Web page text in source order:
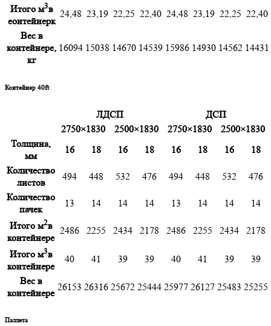
Итого м3в
еонтейнерк
24,48 23,19 22,25 22,40 24,48 23,19 22,25 22,40
Вес в
контейнере,
кг
16094 15038 14670 14539 15986 14930 14562 14431
Контейнер 40ft
ЛДСП
ДСП
2750×1830
2500×1830 2750×1830
2500×1830
Толщина,
мм
16 18 16 18 16 18 16
18
Количество
листов
494 448 532 476 494 448 532
476
Количество
пачек
13 14 14 14 13 14 14
14
Итого м2в
контейнере
2486 2255 2434 2178 2486 2255 2434 2178
Итого м3в
контейнере
40 41 39 39 40 41 39
39
Вес в
контейнере
26153 26316 25672 25444 25977 26127 25483 25255
Паллета